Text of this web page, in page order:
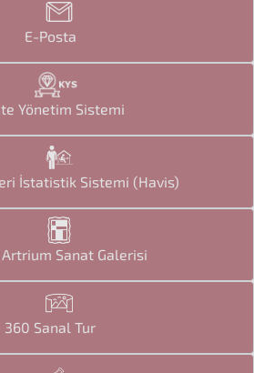
E-Posta
Yönetim Sistemi
İstatistik Sistemi (Havis)
Sanat Galerisi
360 Sanal Tur